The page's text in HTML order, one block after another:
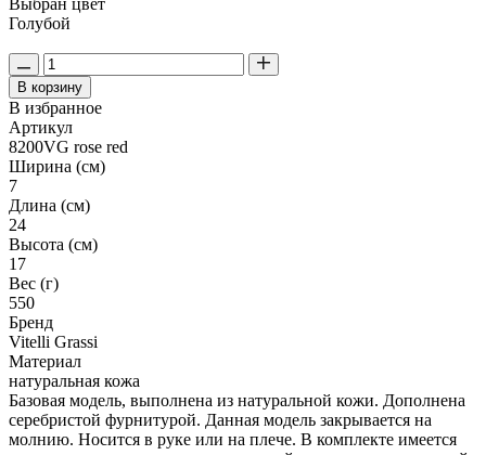
Голубой
В корзину
В избранное
Артикул
8200VG rose red
Ширина (см)
7
Длина (см)
24
Высота (см)
17
Вес (г)
550
Бренд
Vitelli Grassi
Материал
натуральная кожа
Базовая модель, выполнена из натуральной кожи. Дополнена
серебристой фурнитурой. Данная модель закрывается на
молнию. Носится в руке или на плече. В комплекте имеется